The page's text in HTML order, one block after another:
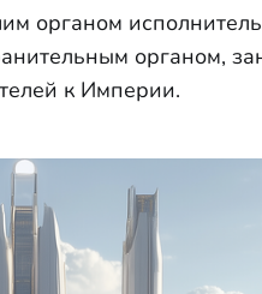
органом
органом,
к Империи.